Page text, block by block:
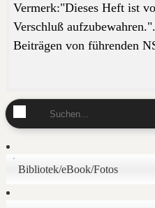
Vermerk:"Dieses Heft ist
Verschluß
Beiträgen von führenden
Bibliotek/eBook/Fotos